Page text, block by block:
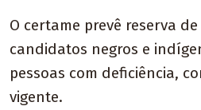
O certame prevê reserva
candidatos negros e
pessoas com deficiência,
vigente.